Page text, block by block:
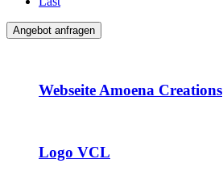
Angebot anfragen
Webseite Amoena Creations
Logo VCL